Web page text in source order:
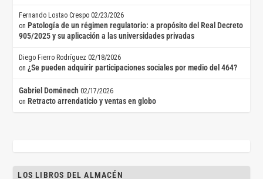
Fernando Lostao Crespo 02/23/2026
on Patología de un régimen regulatorio: a propósito del Real Decreto
905/2025 y su aplicación a las universidades privadas
Diego Fierro Rodríguez 02/18/2026
on¿Se pueden adquirir participaciones sociales por medio del 464?
Gabriel Doménech 02/17/2026
on Retracto arrendaticio y ventas en globo
LOS LIBROS DEL ALMACÉN